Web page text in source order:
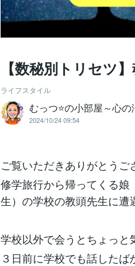
【数秘別トリセツ
ライフスタイル
むっつ⭐の小部屋～心
2024/10/24 09:54
ご覧いただきありがとうご
修学旅行から帰ってくる
生）の学校の教頭先生に遭
学校以外で会うとちょっと
３日前に学校でも話したば